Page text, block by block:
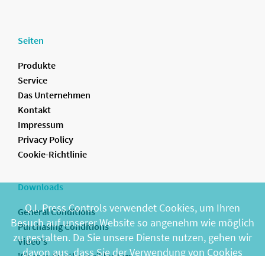
Seiten
Produkte
Service
Das Unternehmen
Kontakt
Impressum
Privacy Policy
Cookie-Richtlinie
Downloads
General Conditions
Purchasing Conditions
Video's
Q.I. Press Controls verwendet Cookies, um Ihren
Besuch auf unserer Website so angenehm wie möglich
zu gestalten. Da Sie unsere Dienste nutzen, gehen wir
davon aus, dass Sie der Verwendung von Cookies